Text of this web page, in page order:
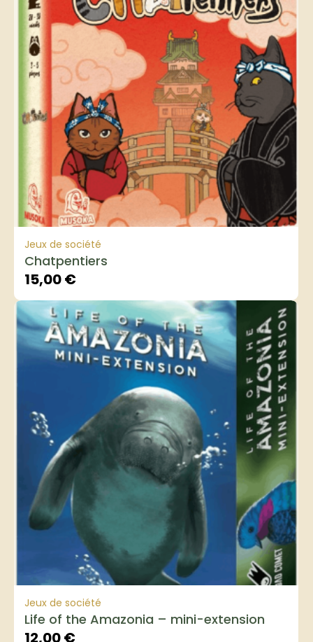
Jeux de société
Chatpentiers
15,00€
Jeux de société
Life of the Amazonia – mini-extension